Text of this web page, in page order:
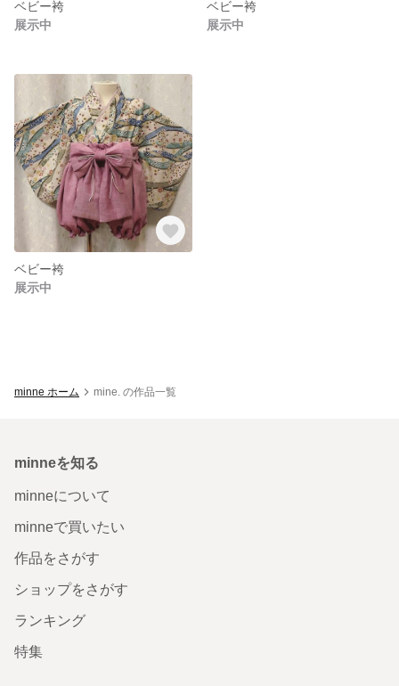
ベビー袴
展示中
ベビー袴
展示中
ベビー袴
展示中
minne ホーム mine. の作品一覧
minneを知る
minneについて
minneで買いたい
作品をさがす
ショップをさがす
ランキング
特集